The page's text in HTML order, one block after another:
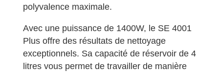
polyvalence maximale.
Avec une puissance de 1400W, le SE 4001
Plus offre des résultats de nettoyage
exceptionnels. Sa capacité de réservoir de 4
litres vous permet de travailler de manière